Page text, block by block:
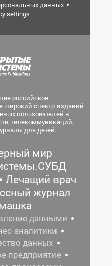
данных
settings
российское
широкий спектр изданий
пользователей в
телекоммуникаций,
для детей.
мир
Лечащий врач
журнал
данными
аналитики
данных
предприятие